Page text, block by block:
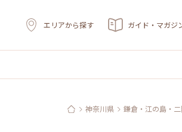
エリアから探す ガイド・マガジ
神奈川県 鎌倉・江の島・